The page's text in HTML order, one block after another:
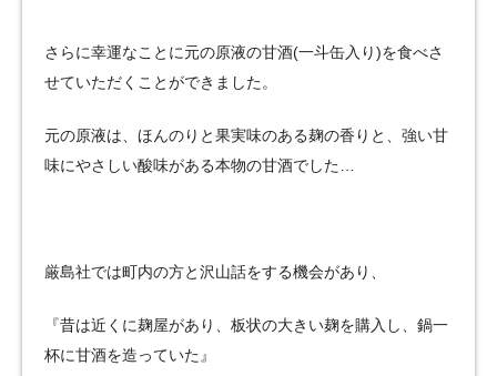
さらに幸運なことに元の原液の甘酒(一斗缶入り)を食べさ
せていただくことができました。
元の原液は、ほんのりと果実味のある麹の香りと、強い甘
味にやさしい酸味がある本物の甘酒でした…
厳島社では町内の方と沢山話をする機会があり、
『昔は近くに麹屋があり、板状の大きい麹を購入し、鍋一
杯に甘酒を造っていた』